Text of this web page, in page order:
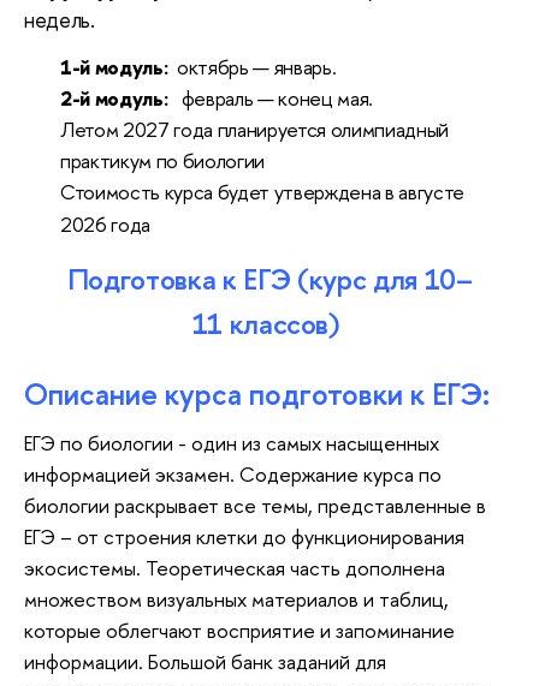
недель.
1-й модуль: октябрь — январь.
2-й модуль: февраль — конец мая.
Летом 2027 года планируется олимпиадный
практикум по биологии
Стоимость курса будет утверждена в августе
2026 года
Подготовка к ЕГЭ (курс для 10–
11 классов)
Описание курса подготовки к ЕГЭ:
ЕГЭ по биологии - один из самых насыщенных
информацией экзамен. Содержание курса по
биологии раскрывает все темы, представленные в
ЕГЭ – от строения клетки до функционирования
экосистемы. Теоретическая часть дополнена
множеством визуальных материалов и таблиц,
которые облегчают восприятие и запоминание
информации. Большой банк заданий для